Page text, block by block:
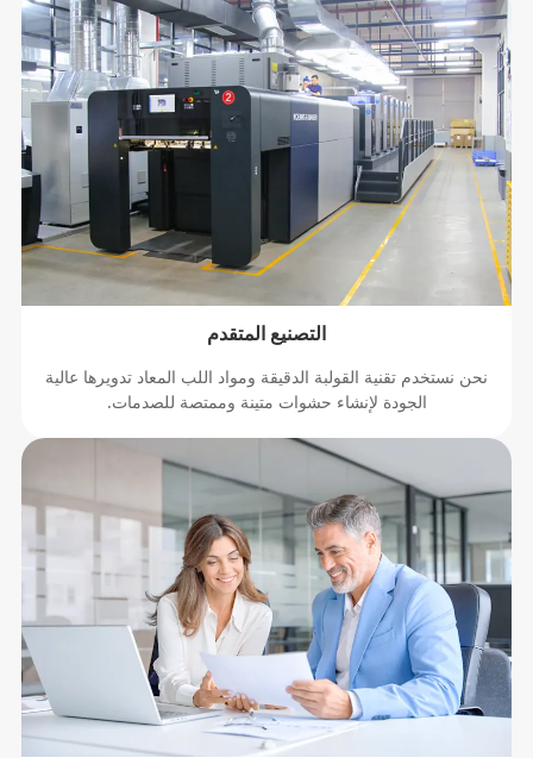
التصنيع المتقدم
نحن نستخدم تقنية القولبة الدقيقة ومواد اللب المعاد تدويرها عالية
الجودة لإنشاء حشوات متينة وممتصة للصدمات.